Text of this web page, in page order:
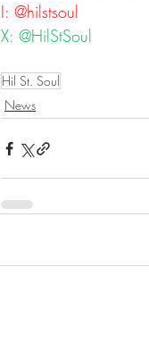
I: @hilstsoul
X: @HilStSoul
Hil St. Soul
News